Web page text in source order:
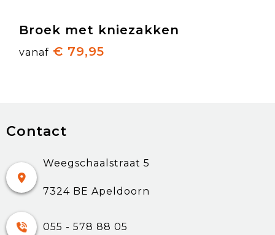
Broek met kniezakken
vanaf € 79,95
Contact
Weegschaalstraat 5
7324 BE Apeldoorn
055 - 578 88 05